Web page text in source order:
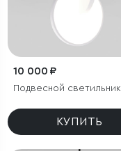
10 000 ₽
Подвесной светильник
КУПИТЬ